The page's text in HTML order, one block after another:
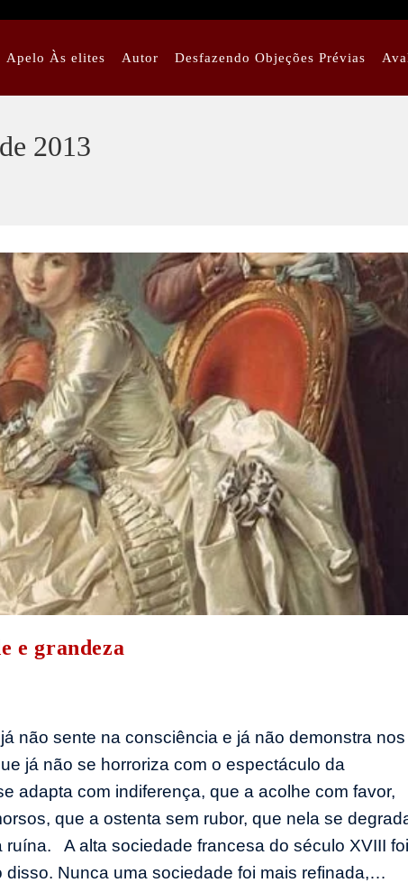
Apelo Às elites Autor Desfazendo Objeções Prévias
2013
e grandeza
não sente na consciência e já não demonstra nos
já não se horroriza com o espectáculo da
adapta com indiferença, que a acolhe com favor,
que a ostenta sem rubor, que nela se
A alta sociedade francesa do século XVIII
disso. Nunca uma sociedade foi mais refinada,…